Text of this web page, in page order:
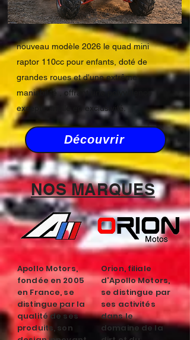
nouveau modèle 2026 le quad mini
raptor 110cc pour enfants, doté de
grandes roues et d'une extrême
maniabilité , offrant une polyvalence
exceptionnelle en exclusivité.
Découvrir
NOS MARQUES
Apollo Motors,
fondée en 2005
en France, se
distingue par la
qualité de ses
produits, son
Orion, filiale
d'Apollo Motors,
se distingue par
ses activités
dans le
domaine de la